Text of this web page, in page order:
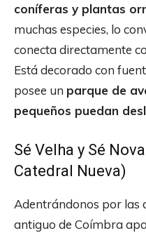
coníferas y plantas
muchas especies, lo
conecta directamente
Está decorado con
posee un parque de
pequeños puedan
Sé Velha y Sé
Catedral Nueva)
Adentrándonos por las
antiguo de Coímbra